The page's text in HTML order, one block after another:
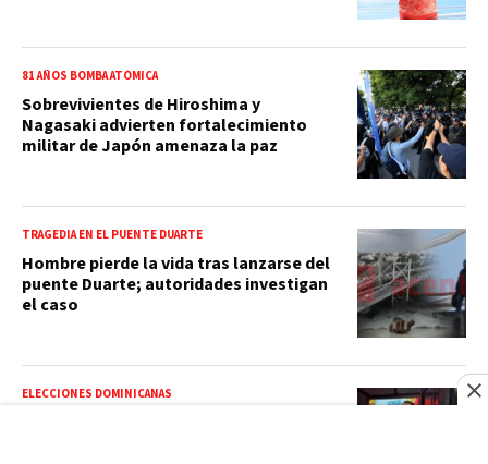
81 AÑOS BOMBA ATÓMICA
Sobrevivientes de Hiroshima y
Nagasaki advierten fortalecimiento
militar de Japón amenaza la paz
TRAGEDIA EN EL PUENTE DUARTE
Hombre pierde la vida tras lanzarse del
puente Duarte; autoridades investigan
el caso
ELECCIONES DOMINICANAS